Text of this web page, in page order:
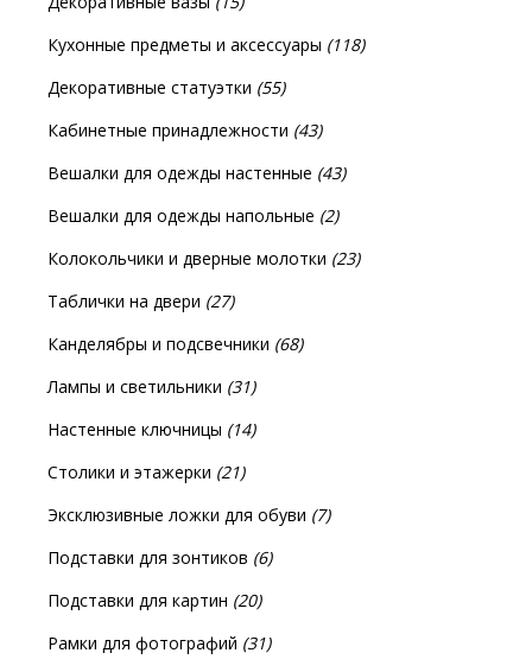
Кухонные предметы и аксессуары (118)
Декоративные статуэтки (55)
Кабинетные принадлежности (43)
Вешалки для одежды настенные (43)
Вешалки для одежды напольные (2)
Колокольчики и дверные молотки (23)
Таблички на двери (27)
Канделябры и подсвечники (68)
Лампы и светильники (31)
Настенные ключницы (14)
Столики и этажерки (21)
Эксклюзивные ложки для обуви (7)
Подставки для зонтиков (6)
Подставки для картин (20)
Рамки для фотографий (31)